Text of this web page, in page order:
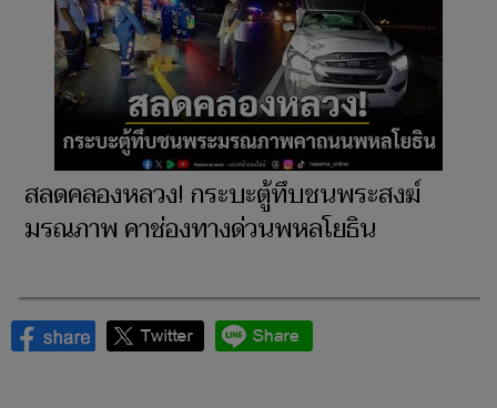
สลดคลองหลวง! กระบะตู้ทึบชนพระสงฆ์
มรณภาพ คาช่องทางด่วนพหลโยธิน